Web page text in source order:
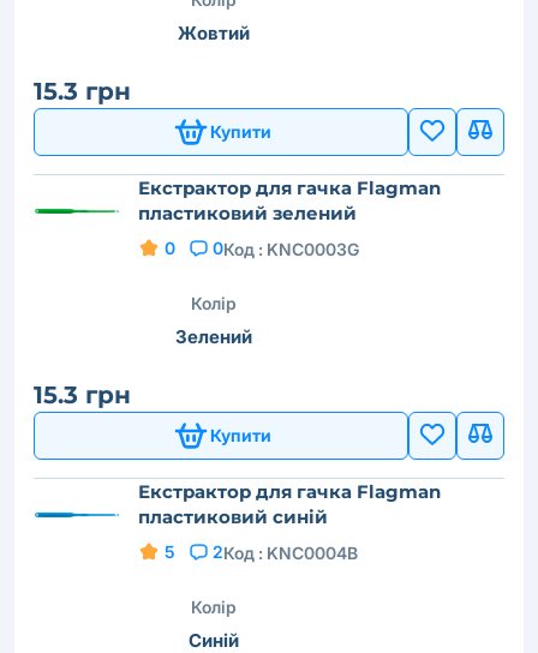
Жовтий
15.3 грн
Купити
Екстрактор для гачка Flagman
пластиковий зелений
0 0Код : KNC0003G
Колір
Зелений
15.3 грн
Купити
Екстрактор для гачка Flagman
пластиковий синій
5 2Код : KNC0004B
Колір
Синій